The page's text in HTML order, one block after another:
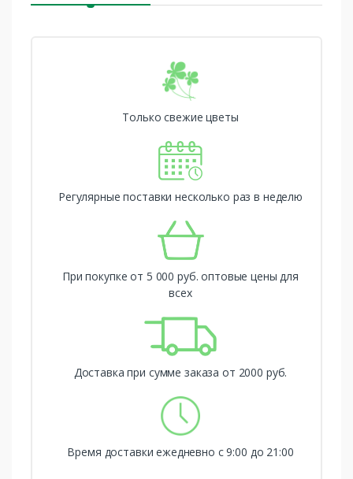
Только свежие цветы
Регулярные поставки несколько раз в неделю
При покупке от 5 000 руб. оптовые цены для
всех
Доставка при сумме заказа от 2000 руб.
Время доставки ежедневно с 9:00 до 21:00